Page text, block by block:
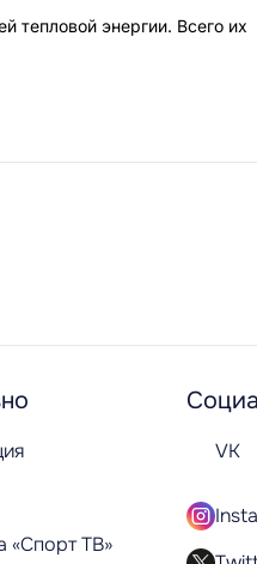
тепловой энергии. Всего их
«Спорт ТВ»
VK